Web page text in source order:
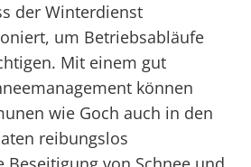
der Winterdienst
um Betriebsabläufe
Mit einem gut
können
wie Goch auch in den
reibungslos